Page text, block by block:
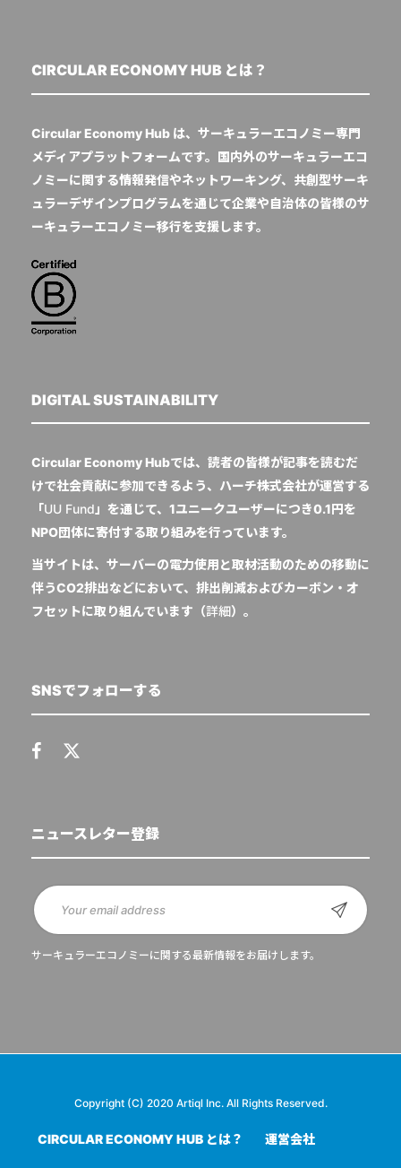
CIRCULAR ECONOMY HUB とは？
Circular Economy Hub は、サーキュラーエコノミー専門
メディアプラットフォームです。国内外のサーキュラーエコ
ノミーに関する情報発信やネットワーキング、共創型サーキ
ュラーデザインプログラムを通じて企業や自治体の皆様のサ
ーキュラーエコノミー移行を支援します。
DIGITAL SUSTAINABILITY
Circular Economy Hubでは、読者の皆様が記事を読むだ
けで社会貢献に参加できるよう、ハーチ株式会社が運営する
「UU Fund 」を通じて、1ユニークユーザーにつき0.1円を
NPO団体に寄付する取り組みを行っています。
当サイトは、サーバーの電力使用と取材活動のための移動に
伴うCO2排出などにおいて、排出削減およびカーボン・オ
フセットに取り組んでいます（詳細）。
SNSでフォローする
ニュースレター登録
サーキュラーエコノミーに関する最新情報をお届けします。
Copyright (C) 2020 Artiql Inc. All Rights Reserved.
CIRCULAR ECONOMY HUB とは？ 運営会社